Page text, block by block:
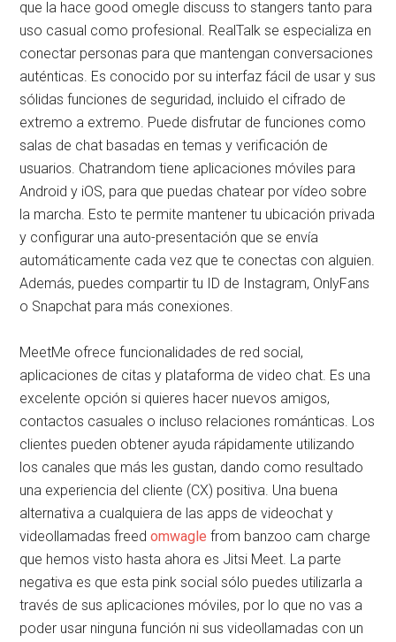
que la hace good omegle discuss to stangers tanto para
uso casual como profesional. RealTalk se especializa en
conectar personas para que mantengan conversaciones
auténticas. Es conocido por su interfaz fácil de usar y sus
sólidas funciones de seguridad, incluido el cifrado de
extremo a extremo. Puede disfrutar de funciones como
salas de chat basadas en temas y verificación de
usuarios. Chatrandom tiene aplicaciones móviles para
Android y iOS, para que puedas chatear por vídeo sobre
la marcha. Esto te permite mantener tu ubicación privada
y configurar una auto-presentación que se envía
automáticamente cada vez que te conectas con alguien.
Además, puedes compartir tu ID de Instagram, OnlyFans
o Snapchat para más conexiones.
MeetMe ofrece funcionalidades de red social,
aplicaciones de citas y plataforma de video chat. Es una
excelente opción si quieres hacer nuevos amigos,
contactos casuales o incluso relaciones románticas. Los
clientes pueden obtener ayuda rápidamente utilizando
los canales que más les gustan, dando como resultado
una experiencia del cliente (CX) positiva. Una buena
alternativa a cualquiera de las apps de videochat y
videollamadas freedomwagle from banzoo cam charge
que hemos visto hasta ahora es Jitsi Meet. La parte
negativa es que esta pink social sólo puedes utilizarla a
través de sus aplicaciones móviles, por lo que no vas a
poder usar ninguna función ni sus videollamadas con un